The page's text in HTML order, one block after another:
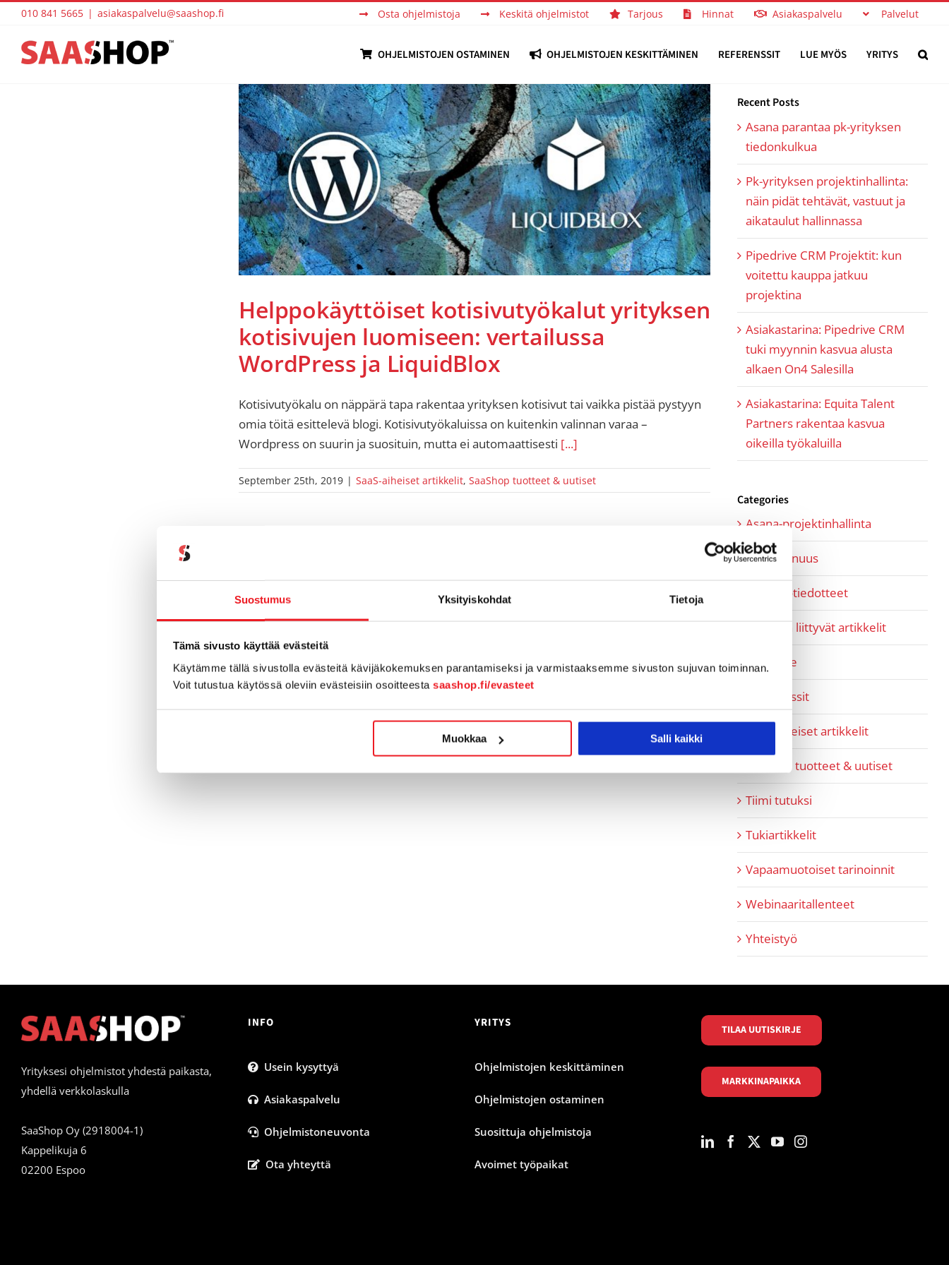
Suostumus Yksityiskohdat Tietoja
Tämä sivusto käyttää evästeitä
Käytämme tällä sivustolla evästeitä kävijäkokemuksen parantamiseksi ja varmistaaksemme sivuston sujuvan toiminnan.
Voit tutustua käytössä oleviin evästeisiin osoitteesta saashop.fi/evasteet
Muokkaa Salli kaikki
Skip
content
010 841 5665 | asiakaspalvelu@saashop.fi Osta ohjelmistoja Keskitä ohjelmistot Tarjous Hinnat Asiakaspalvelu Palvelut
OHJELMISTOJEN OSTAMINEN OHJELMISTOJEN KESKITTÄMINEN REFERENSSIT LUE MYÖS YRITYS
Helppokäyttöiset kotisivutyökalut yrityksen
kotisivujen luomiseen: vertailussa
WordPress ja LiquidBlox
Kotisivutyökalu on näppärä tapa rakentaa yrityksen kotisivut tai vaikka pistää pystyyn
omia töitä esittelevä blogi. Kotisivutyökaluissa on kuitenkin valinnan varaa –
Wordpress on suurin ja suosituin, mutta ei automaattisesti [...]
September 25th, 2019 | SaaS-aiheiset artikkelit,SaaShop tuotteet & uutiset
Recent Posts
Asana parantaa pk-yrityksen
tiedonkulkua
Pk-yrityksen projektinhallinta:
näin pidät tehtävät, vastuut ja
aikataulut hallinnassa
Pipedrive CRM Projektit: kun
voitettu kauppa jatkuu
projektina
Asiakastarina: Pipedrive CRM
tuki myynnin kasvua alusta
alkaen On4 Salesilla
Asiakastarina: Equita Talent
Partners rakentaa kasvua
oikeilla työkaluilla
Categories
Asana-projektinhallinta
Kumppanuus
Lehdistötiedotteet
Myyntiin liittyvät artikkelit
Pipedrive
Referenssit
SaaS-aiheiset artikkelit
SaaShop tuotteet & uutiset
Tiimi tutuksi
Tukiartikkelit
Vapaamuotoiset tarinoinnit
Webinaaritallenteet
Yhteistyö
Yrityksesi ohjelmistot yhdestä paikasta,
yhdellä verkkolaskulla
SaaShop Oy (2918004-1)
Kappelikuja 6
02200 Espoo
INFO
Usein kysyttyä
Asiakaspalvelu
Ohjelmistoneuvonta
Ota yhteyttä
YRITYS
Ohjelmistojen keskittäminen
Ohjelmistojen ostaminen
Suosittuja ohjelmistoja
Avoimet työpaikat
TILAA UUTISKIRJE
MARKKINAPAIKKA